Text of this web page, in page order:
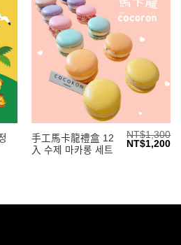
手工馬卡龍禮盒 12
入 수제 마카롱 세트
NT$1,300
原
NT$1,200目